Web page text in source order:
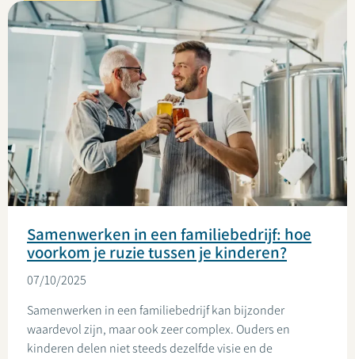
Samenwerken in een familiebedrijf: hoe
voorkom je ruzie tussen je kinderen?
07/10/2025
Samenwerken in een familiebedrijf kan bijzonder
waardevol zijn, maar ook zeer complex. Ouders en
kinderen delen niet steeds dezelfde visie en de